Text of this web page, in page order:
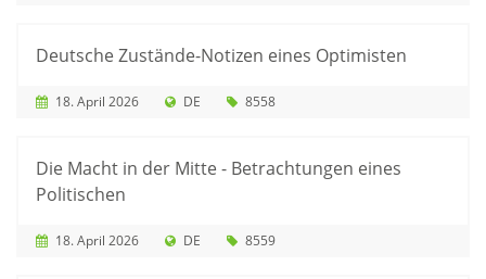
Deutsche Zustände-Notizen eines Optimisten
18. April 2026 DE 8558
Die Macht in der Mitte - Betrachtungen eines
Politischen
18. April 2026 DE 8559